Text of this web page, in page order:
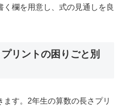
欄を用意し、式の見通しを良
リントの困りごと別
す。2年生の算数の長さプリ